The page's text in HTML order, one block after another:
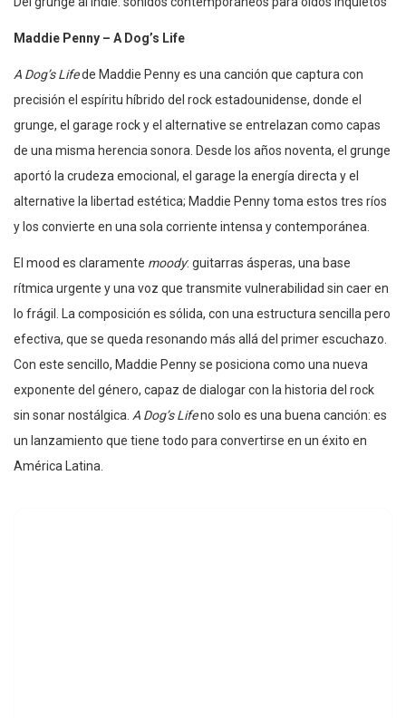
Maddie Penny – A Dog’s Life
A Dog’s Lifede Maddie Penny es una canción que captura con
precisión el espíritu híbrido del rock estadounidense, donde el
grunge, el garage rock y el alternative se entrelazan como capas
de una misma herencia sonora. Desde los años noventa, el grunge
aportó la crudeza emocional, el garage la energía directa y el
alternative la libertad estética; Maddie Penny toma estos tres ríos
y los convierte en una sola corriente intensa y contemporánea.
El mood es claramente moody: guitarras ásperas, una base
rítmica urgente y una voz que transmite vulnerabilidad sin caer en
lo frágil. La composición es sólida, con una estructura sencilla pero
efectiva, que se queda resonando más allá del primer escuchazo.
Con este sencillo, Maddie Penny se posiciona como una nueva
exponente del género, capaz de dialogar con la historia del rock
sin sonar nostálgica. A Dog’s Lifeno solo es una buena canción: es
un lanzamiento que tiene todo para convertirse en un éxito en
América Latina.